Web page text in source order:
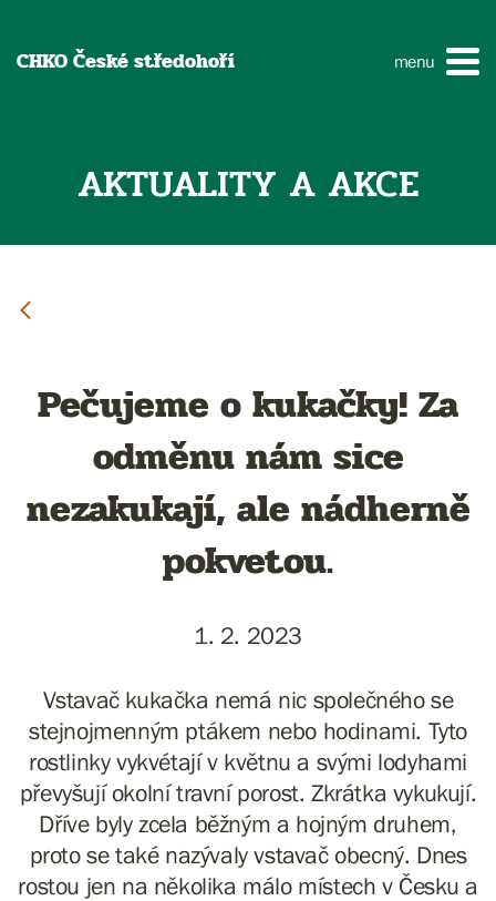
CHKO České středohoří menu
AKTUALITY A AKCE
Pečujeme o kukačky! Za
odměnu nám sice
nezakukají, ale nádherně
pokvetou.
1. 2. 2023
Vstavač kukačka nemá nic společného se
stejnojmenným ptákem nebo hodinami. Tyto
rostlinky vykvétají v květnu a svými lodyhami
převyšují okolní travní porost. Zkrátka vykukují.
Dříve byly zcela běžným a hojným druhem,
proto se také nazývaly vstavač obecný. Dnes
rostou jen na několika málo místech v Česku a